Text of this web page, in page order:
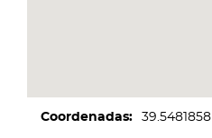
Coordenadas 39.5481858